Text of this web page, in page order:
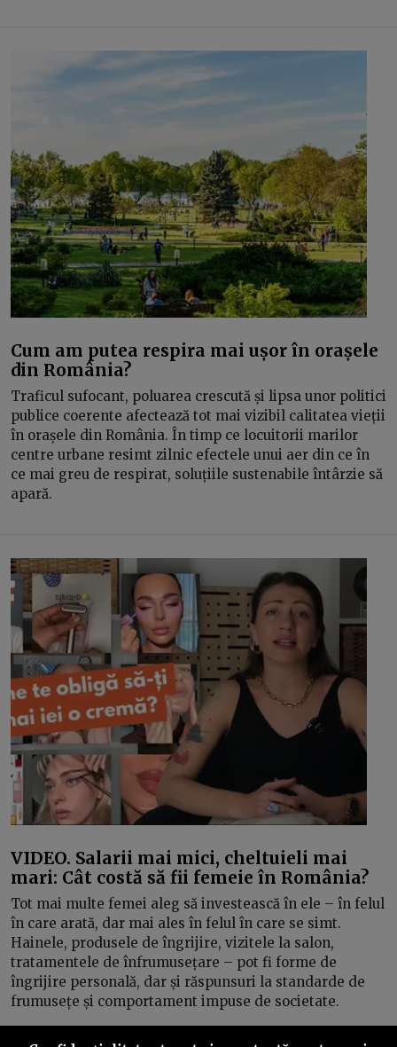
Cum am putea respira mai ușor în orașele
din România?
Traficul sufocant, poluarea crescută și lipsa unor politici
publice coerente afectează tot mai vizibil calitatea vieții
în orașele din România. În timp ce locuitorii marilor
centre urbane resimt zilnic efectele unui aer din ce în
ce mai greu de respirat, soluțiile sustenabile întârzie să
apară.
VIDEO. Salarii mai mici, cheltuieli mai
mari: Cât costă să fii femeie în România?
Tot mai multe femei aleg să investească în ele – în felul
în care arată, dar mai ales în felul în care se simt.
Hainele, produsele de îngrijire, vizitele la salon,
tratamentele de înfrumusețare – pot fi forme de
îngrijire personală, dar și răspunsuri la standarde de
frumusețe și comportament impuse de societate.